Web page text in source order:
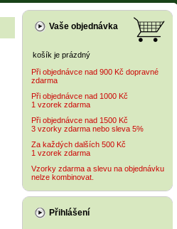
Vaše objednávka
košík je prázdný
Při objednávce nad 900 Kč dopravné
zdarma
Při objednávce nad 1000 Kč
1 vzorek zdarma
Při objednávce nad 1500 Kč
3 vzorky zdarma nebo sleva 5%
Za každých dalších 500 Kč
1 vzorek zdarma
Vzorky zdarma a slevu na objednávku
nelze kombinovat.
Přihlášení